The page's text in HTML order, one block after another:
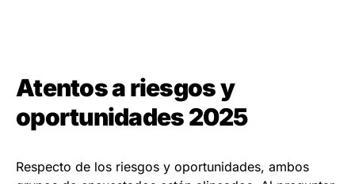
Atentos a riesgos y
oportunidades 2025
Respecto de los riesgos y oportunidades, ambos